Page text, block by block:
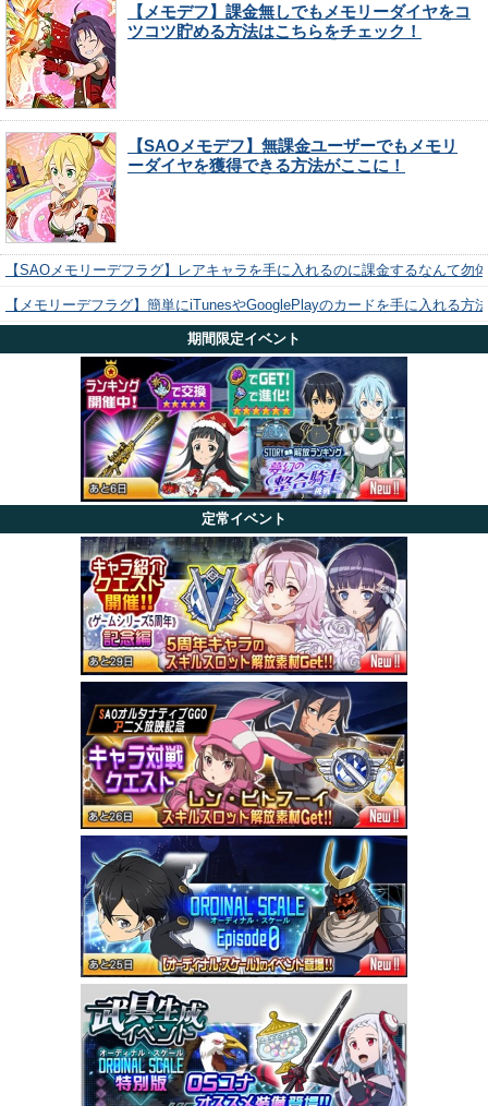
【メモデフ】課金無しでもメモリーダイヤをコ
ツコツ貯める方法はこちらをチェック！
【SAOメモデフ】無課金ユーザーでもメモリ
ーダイヤを獲得できる方法がここに！
【SAOメモリーデフラグ】レアキャラを手に入れるのに課金するなんて勿
【メモリーデフラグ】簡単にiTunesやGooglePlayのカードを手に入れる方
期間限定イベント
定常イベント